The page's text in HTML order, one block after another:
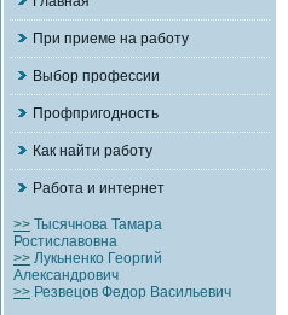
При приеме на работу
Выбор профессии
Профпригодность
Как найти работу
Работа и интернет
>> Тысячнова Тамара
Ростиславовна
>> Лукьненко Георгий
Александрович
>> Резвецов Федор Васильевич